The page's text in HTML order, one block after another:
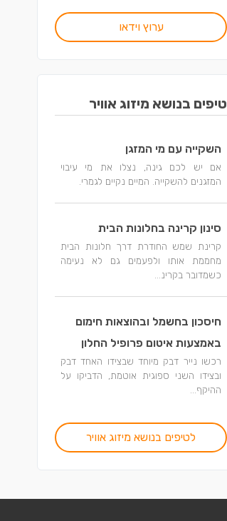
ערוץ וידאו
טיפים בנושא מיזוג אוויר
השקייה עם מי המזגן
אם יש לכם גינה, נצלו את מי עיבוי
המזגנים להשקייה. המיים נקיים לגמרי.
סינון קרינה בחלונות הבית
קרינת שמש החודרת דרך חלונות הבית
מחממת אותו ולפעמים גם לא נעימה
כשמדובר בקרינ...
חיסכון בחשמל ובהוצאות חימום
באמצעות איטום פרופיל החלון
רכשו נייר דבק מיוחד שבצידו האחד דבק
ובצידו השני ספוגית אוטמת, הדביקו על
ההיקף...
לטיפים בנושא מיזוג אוויר